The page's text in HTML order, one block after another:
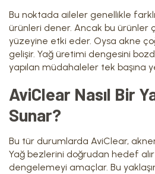
Bu noktada aileler genellikle
ürünleri dener. Ancak bu ürünler
yüzeyine etki eder. Oysa akne
gelişir. Yağ üretimi dengesini
yapılan müdahaleler tek başına
AviClear Nasıl Bir
Sunar?
Bu tür durumlarda AviClear,
Yağ bezlerini doğrudan hedef alır
dengelemeyi amaçlar. Bu